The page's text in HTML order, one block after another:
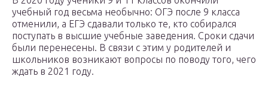
учебный год весьма необычно: ОГЭ после 9 класса
отменили, а ЕГЭ сдавали только те, кто собирался
поступать в высшие учебные заведения. Сроки сдачи
были перенесены. В связи с этим у родителей и
школьников возникают вопросы по поводу того, чего
ждать в 2021 году.